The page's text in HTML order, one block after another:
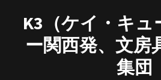
content
K3（ケイ・キュ
ー関西発、文房
集団